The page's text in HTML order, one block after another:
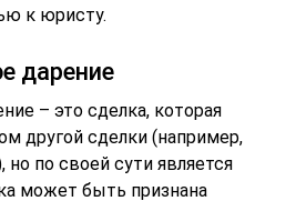
к юристу.
дарение
– это сделка, которая
другой сделки (например,
по своей сути является
может быть признана